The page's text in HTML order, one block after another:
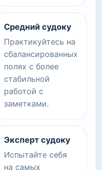
Средний судоку
Практикуйтесь на
сбалансированных
полях с более
стабильной
работой с
заметками.
Эксперт судоку
Испытайте себя
на самых